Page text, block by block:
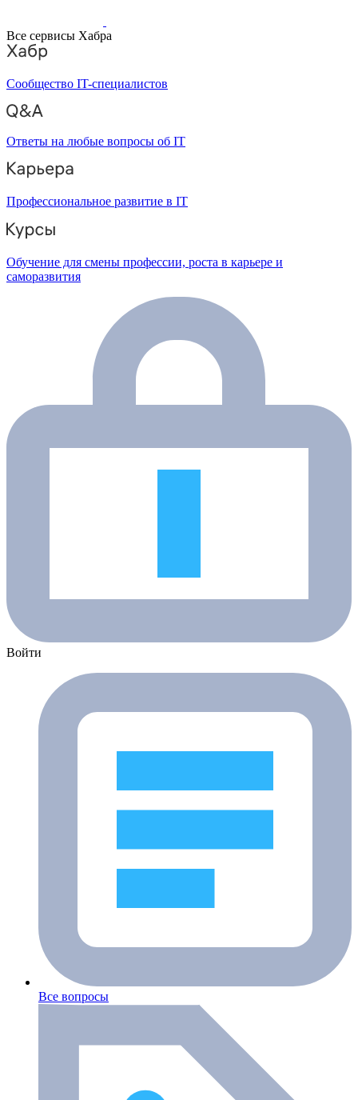
Все сервисы Хабра
Сообщество IT-специалистов
Ответы на любые вопросы об IT
Профессиональное развитие в IT
Обучение для смены профессии, роста в карьере и
саморазвития
Войти
Все вопросы